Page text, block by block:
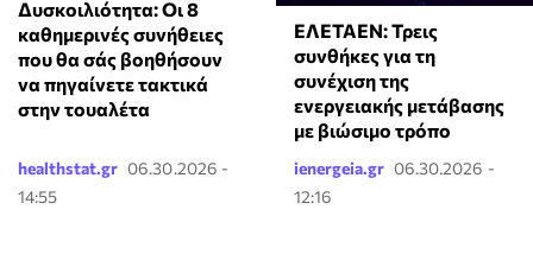
Δυσκοιλιότητα: Οι 8
καθημερινές συνήθειες
που θα σάς βοηθήσουν
να πηγαίνετε τακτικά
στην τουαλέτα
healthstat.gr 06.30.2026 -
14:55
ΕΛΕΤΑΕΝ: Τρεις
συνθήκες για τη
συνέχιση της
ενεργειακής μετάβασης
με βιώσιμο τρόπο
ienergeia.gr 06.30.2026 -
12:16